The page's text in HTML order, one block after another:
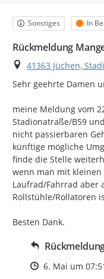
Kategorie
Sonstiges In
Rückmeldung
Ort
41363 Jüchen,
Sehr geehrte Damen
meine Meldung vom
Stadionatraße/B59
nicht passierbaren
künftige mögliche
finde die Stelle
wenn man mit
Laufrad/Fahrrad aber
Rollstühle/Rollatoren
Besten Dank.
Zeitpunkt des
6. Mai um